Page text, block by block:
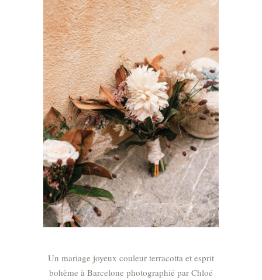
Un mariage joyeux couleur terracotta et esprit
bohème à Barcelone photographié par Chloé